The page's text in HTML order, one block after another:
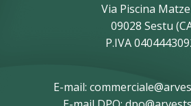
Via Piscina
09028 Sestu
P.IVA
E-mail: